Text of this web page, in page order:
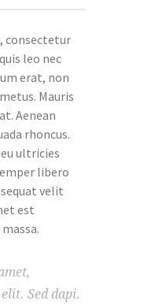
consectetur
leo nec
erat, non
Mauris
Aenean
rhoncus.
ultricies
libero
velit
est
Sed dapi.